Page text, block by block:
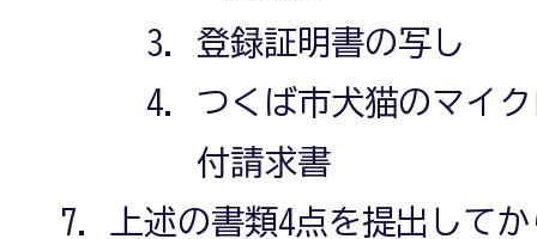
登録証明書の写し
つくば市犬猫のマイ
付請求書
上述の書類4点を提出して